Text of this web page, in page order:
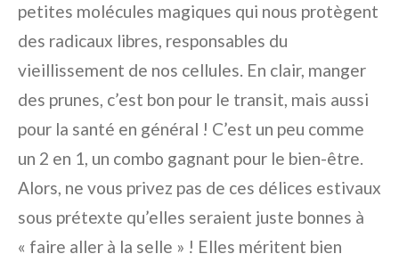
petites molécules magiques qui nous protègent
des radicaux libres, responsables du
vieillissement de nos cellules. En clair, manger
des prunes, c’est bon pour le transit, mais aussi
pour la santé en général ! C’est un peu comme
un 2 en 1, un combo gagnant pour le bien-être.
Alors, ne vous privez pas de ces délices estivaux
sous prétexte qu’elles seraient juste bonnes à
« faire aller à la selle » ! Elles méritent bien